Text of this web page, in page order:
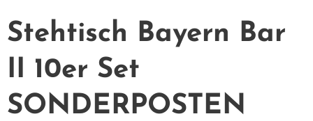
Stehtisch Bayern Bar
II 10er Set
SONDERPOSTEN